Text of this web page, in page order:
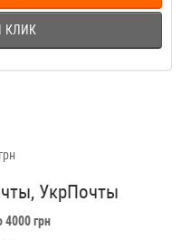
КЛИК
УкрПочты
4000 грн